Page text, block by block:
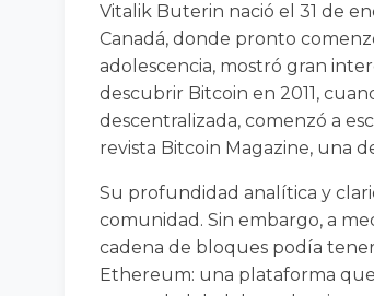
Vitalik Buterin nació el 31 de
Canadá, donde pronto
adolescencia, mostró gran
descubrir Bitcoin en 2011,
descentralizada, comenzó a
revista Bitcoin Magazine, una
Su profundidad analítica y
comunidad. Sin embargo, a
cadena de bloques podía
Ethereum: una plataforma